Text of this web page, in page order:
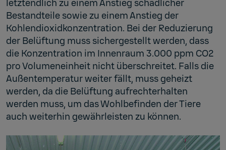
letztendlich zu einem Anstieg schädlicher
Bestandteile sowie zu einem Anstieg der
Kohlendioxidkonzentration. Bei der Reduzierung
der Belüftung muss sichergestellt werden, dass
die Konzentration im Innenraum 3.000 ppm CO2
pro Volumeneinheit nicht überschreitet. Falls die
Außentemperatur weiter fällt, muss geheizt
werden, da die Belüftung aufrechterhalten
werden muss, um das Wohlbefinden der Tiere
auch weiterhin gewährleisten zu können.